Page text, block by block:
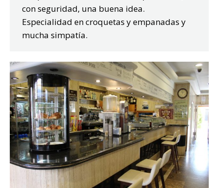
con seguridad, una buena idea.
Especialidad en croquetas y empanadas y
mucha simpatía.